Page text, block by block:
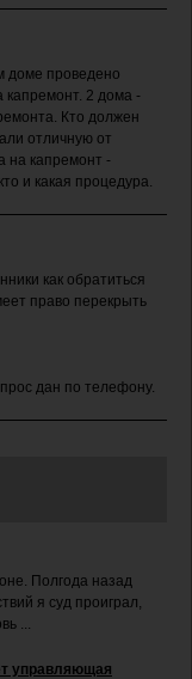
доме проведено
2 дома -
Кто должен
отличную от
капремонт -
и какая процедура.
как обратиться
право перекрыть
дан по телефону.
Полгода назад
я суд проиграл,
...
управляющая